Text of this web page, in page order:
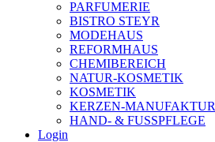
PARFUMERIE
BISTRO STEYR
MODEHAUS
REFORMHAUS
CHEMIBEREICH
NATUR-KOSMETIK
KOSMETIK
KERZEN-MANUFAKTUR
HAND- & FUSSPFLEGE
Login